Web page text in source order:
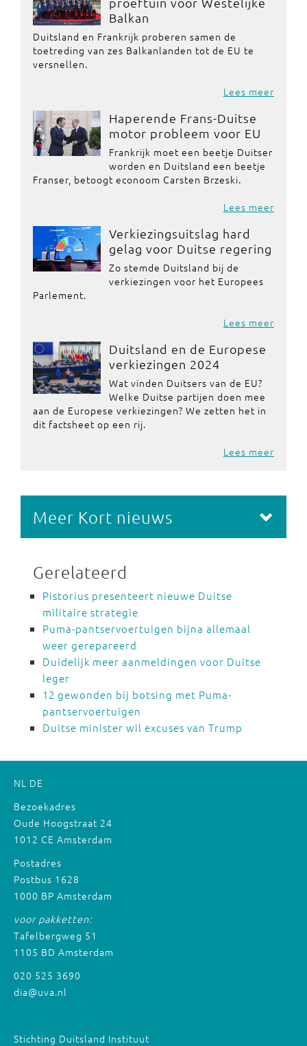
Balkan
Duitsland en Frankrijk proberen samen de
toetreding van zes Balkanlanden tot de EU te
versnellen.
Lees meer
Haperende Frans-Duitse
motor probleem voor EU
Frankrijk moet een beetje Duitser
worden en Duitsland een beetje
Franser, betoogt econoom Carsten Brzeski.
Lees meer
Verkiezingsuitslag hard
gelag voor Duitse regering
Zo stemde Duitsland bij de
verkiezingen voor het Europees
Parlement.
Lees meer
Duitsland en de Europese
verkiezingen 2024
Wat vinden Duitsers van de EU?
Welke Duitse partijen doen mee
aan de Europese verkiezingen? We zetten het in
dit factsheet op een rij.
Lees meer
Meer Kort nieuws
Gerelateerd
Pistorius presenteert nieuwe Duitse
militaire strategie
Puma-pantservoertuigen bijna allemaal
weer gerepareerd
Duidelijk meer aanmeldingen voor Duitse
leger
12 gewonden bij botsing met Puma-
pantservoertuigen
Duitse minister wil excuses van Trump
NL DE
Bezoekadres
Oude Hoogstraat 24
1012 CE Amsterdam
Postadres
Postbus 1628
1000 BP Amsterdam
voor pakketten:
Tafelbergweg 51
1105 BD Amsterdam
020 525 3690
dia@uva.nl
Stichting Duitsland Instituut